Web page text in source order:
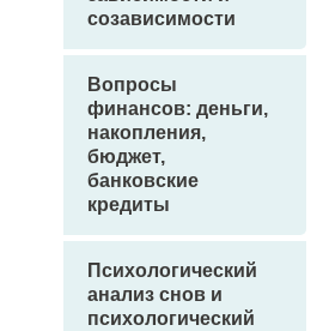
созависимости
Вопросы
финансов: деньги,
накопления,
бюджет,
банковские
кредиты
Психологический
анализ снов и
психологический